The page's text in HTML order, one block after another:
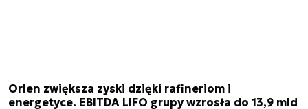
Orlen zwiększa zyski dzięki rafineriom i
energetyce. EBITDA LIFO grupy wzrosła do 13,9 mld